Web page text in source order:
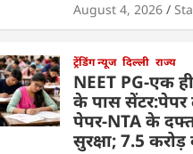
August 4, 2026
ट्रेंडिंग न्यूज दिल्ली राज्य
NEET PG-एक
के पास
पेपर-NTA के
सुरक्षा; 7.5 करोड़